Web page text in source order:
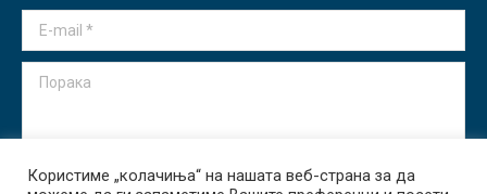
E-mail *
Порака
Користиме „колачиња“ на нашата веб-страна за да